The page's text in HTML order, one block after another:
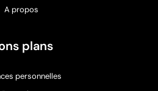
A propos
plans
personnelles